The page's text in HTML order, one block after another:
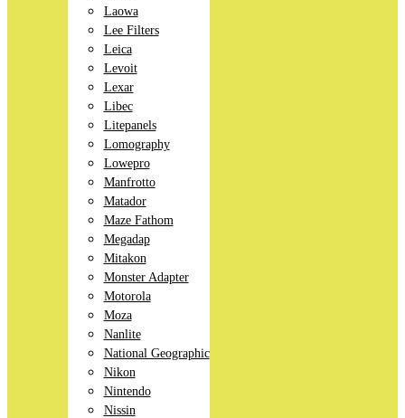
Laowa
Lee Filters
Leica
Levoit
Lexar
Libec
Litepanels
Lomography
Lowepro
Manfrotto
Matador
Maze Fathom
Megadap
Mitakon
Monster Adapter
Motorola
Moza
Nanlite
National Geographic
Nikon
Nintendo
Nissin